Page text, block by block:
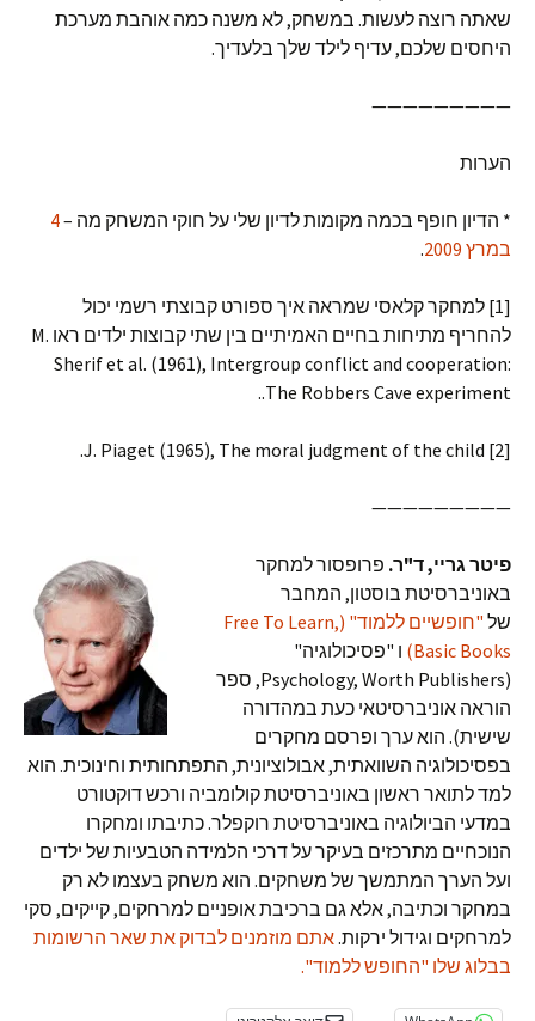
שאתה רוצה לעשות. במשחק, לא משנה כמה אוהבת מערכת
היחסים שלכם, עדיף לילד שלך בלעדיך.
—————————
הערות
* הדיון חופף בכמה מקומות לדיון שלי על חוקי המשחק מה –4
במרץ 2009
.
[1] למחקר קלאסי שמראה איך ספורט קבוצתי רשמי יכול
להחריף מתיחות בחיים האמיתיים בין שתי קבוצות ילדים ראו M.
Sherif et al. (1961), Intergroup conflict and cooperation:
The Robbers Cave experiment..
[2] J. Piaget (1965), The moral judgment of the child.
—————————
פיטר גריי, ד"ר. פרופסור למחקר
באוניברסיטת בוסטון, המחבר
של
"חופשיים ללמוד" (Free To Learn,
Basic Books) ו "פסיכולוגיה"
(Psychology, Worth Publishers, ספר
הוראה אוניברסיטאי כעת במהדורה
שישית). הוא ערך ופרסם מחקרים
בפסיכולוגיה השוואתית, אבולוציונית, התפתחותית וחינוכית. הוא
למד לתואר ראשון באוניברסיטת קולומביה ורכש דוקטורט
במדעי הביולוגיה באוניברסיטת רוקפלר. כתיבתו ומחקרו
הנוכחיים מתרכזים בעיקר על דרכי הלמידה הטבעיות של ילדים
ועל הערך המתמשך של משחקים. הוא משחק בעצמו לא רק
במחקר וכתיבה, אלא גם ברכיבת אופניים למרחקים, קייקים, סקי
למרחקים וגידול ירקות.אתם מוזמנים לבדוק את שאר הרשומות
בבלוג שלו "החופש ללמוד".